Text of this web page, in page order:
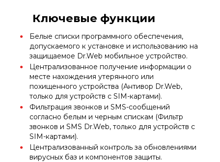
Ключевые функции
Белые списки программного обеспечения,
допускаемого к установке и использованию на
защищаемое Dr.Web мобильное устройство.
Централизованное получение информации о
месте нахождения утерянного или
похищенного устройства (Антивор Dr.Web,
только для устройств с SIM-картами).
Фильтрация звонков и SMS-сообщений
согласно белым и черным спискам (Фильтр
звонков и SMS Dr.Web, только для устройств с
SIM-картами).
Централизованный контроль за обновлениями
вирусных баз и компонентов защиты.